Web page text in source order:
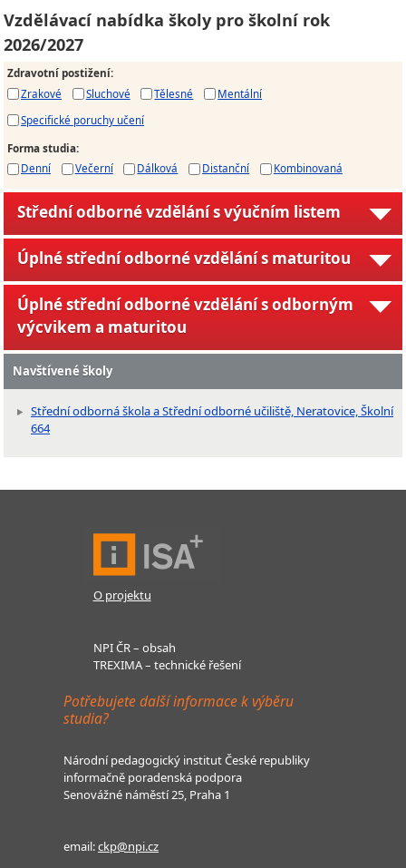
Vzdělávací nabídka školy pro školní rok
2026/2027
Zdravotní postižení:
Zrakové
Sluchové Tělesné
Mentální
Specifické poruchy učení
Forma studia:
Denní
Večerní Dálková Distanční Kombinovaná
Střední odborné vzdělání s výučním listem
Úplné střední odborné vzdělání s maturitou
Úplné střední odborné vzdělání s odborným
výcvikem a maturitou
Navštívené školy
Střední odborná škola a Střední odborné učiliště, Neratovice, Školní
664
O projektu
NPI ČR – obsah
TREXIMA – technické řešení
Potřebujete další informace k výběru
studia?
Národní pedagogický institut České republiky
informačně poradenská podpora
Senovážné náměstí 25, Praha 1
email:ckp@npi.cz